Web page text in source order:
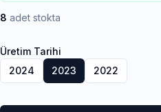
8 adet stokta
Üretim Tarihi
2024
2023 2022